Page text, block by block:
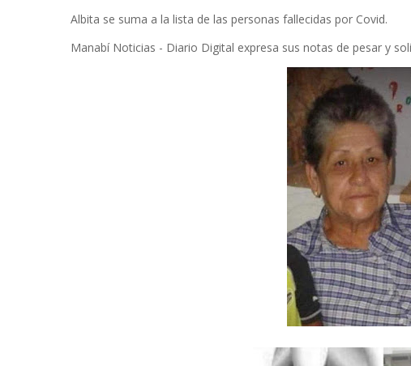
Albita se suma a la lista de las personas fallecidas por Covid.
Manabí Noticias - Diario Digital expresa sus notas de pesar y